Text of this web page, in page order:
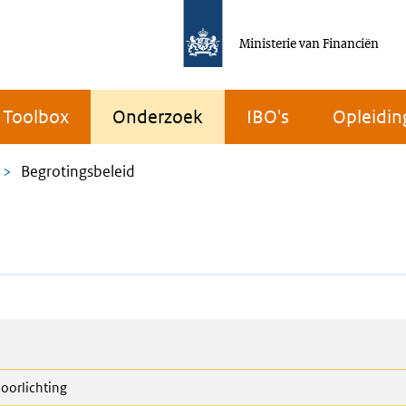
Ministerie van Financiën
Toolbox Onderzoek IBO's
Begrotingsbeleid